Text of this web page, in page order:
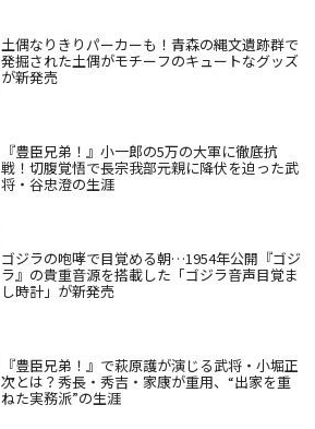
土偶なりきりパーカーも！青森の縄文遺跡群で
発掘された土偶がモチーフのキュートなグッズ
が新発売
『豊臣兄弟！』小一郎の5万の大軍に徹底抗
戦！切腹覚悟で長宗我部元親に降伏を迫った武
将・谷忠澄の生涯
ゴジラの咆哮で目覚める朝…1954年公開『ゴジ
ラ』の貴重音源を搭載した「ゴジラ音声目覚ま
し時計」が新発売
『豊臣兄弟！』で萩原護が演じる武将・小堀正
次とは？秀長・秀吉・家康が重用、“出家を重
ねた実務派”の生涯